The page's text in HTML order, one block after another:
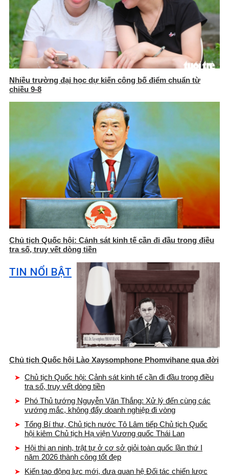
Nhiều trường đại học dự kiến công bố điểm chuẩn từ
chiều 9-8
Chủ tịch Quốc hội: Cảnh sát kinh tế cần đi đầu trong điều
tra số, truy vết dòng tiền
TIN NỔI BẬT
Chủ tịch Quốc hội Lào Xaysomphone Phomvihane qua đời
Chủ tịch Quốc hội: Cảnh sát kinh tế cần đi đầu trong điều
tra số, truy vết dòng tiền
Phó Thủ tướng Nguyễn Văn Thắng: Xử lý đến cùng các
vướng mắc, không đẩy doanh nghiệp đi vòng
Tổng Bí thư, Chủ tịch nước Tô Lâm tiếp Chủ tịch Quốc
hội kiêm Chủ tịch Hạ viện Vương quốc Thái Lan
Hội thi an ninh, trật tự ở cơ sở giỏi toàn quốc lần thứ I
năm 2026 thành công tốt đẹp
Kiến tạo động lực mới, đưa quan hệ Đối tác chiến lược